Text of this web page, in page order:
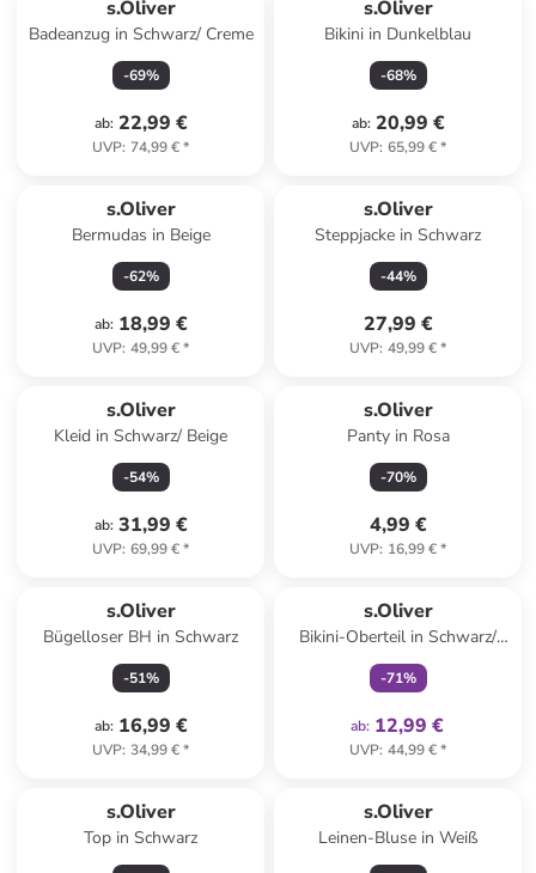
s.Oliver
Badeanzug in Schwarz/ Creme
-69%
ab: 22,99 €
UVP: 74,99 €*
s.Oliver
Bikini in Dunkelblau
-68%
ab: 20,99 €
UVP: 65,99 €*
s.Oliver
Bermudas in Beige
-62%
ab: 18,99 €
UVP: 49,99 €*
s.Oliver
Steppjacke in Schwarz
-44%
27,99 €
UVP: 49,99 €*
s.Oliver
Kleid in Schwarz/ Beige
-54%
ab: 31,99 €
UVP: 69,99 €*
s.Oliver
Panty in Rosa
-70%
4,99 €
UVP: 16,99 €*
s.Oliver
Bügelloser BH in Schwarz
-51%
ab: 16,99 €
UVP: 34,99 €*
s.Oliver
Bikini-Oberteil in Schwarz/
Creme
-71%
ab: 12,99 €
UVP: 44,99 €*
s.Oliver
Top in Schwarz
s.Oliver
Leinen-Bluse in Weiß